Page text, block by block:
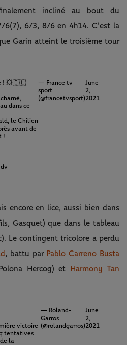
incliné au bout du
6(7), 6/3, 8/6 en 4h14. C'est la
Garin atteint le troisième tour
! 💥🇨🇱
dans ce
le Chilien
avant de
!
— France tv
sport
(@francetvsport)
June
2,
2021
encore en lice, aussi bien dans
Gasquet) que dans le tableau
Le contingent tricolore a perdu
, battu par Pablo Carreno Busta
Hercog) et Harmony Tan
victoire
tentatives
la
— Roland-
Garros
(@rolandgarros)
June
2,
2021